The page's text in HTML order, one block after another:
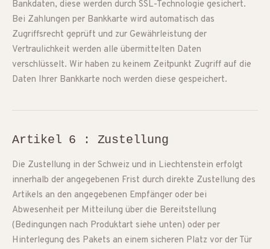
Bankdaten, diese werden durch SSL-Technologie gesichert.
Bei Zahlungen per Bankkarte wird automatisch das
Zugriffsrecht geprüft und zur Gewährleistung der
Vertraulichkeit werden alle übermittelten Daten
verschlüsselt. Wir haben zu keinem Zeitpunkt Zugriff auf die
Daten Ihrer Bankkarte noch werden diese gespeichert.
Artikel 6 : Zustellung
Die Zustellung in der Schweiz und in Liechtenstein erfolgt
innerhalb der angegebenen Frist durch direkte Zustellung des
Artikels an den angegebenen Empfänger oder bei
Abwesenheit per Mitteilung über die Bereitstellung
(Bedingungen nach Produktart siehe unten) oder per
Hinterlegung des Pakets an einem sicheren Platz vor der Tür